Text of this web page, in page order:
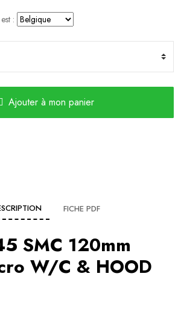
:
Ajouter à mon panier
FICHE PDF
SMC 120mm
W/C & HOOD